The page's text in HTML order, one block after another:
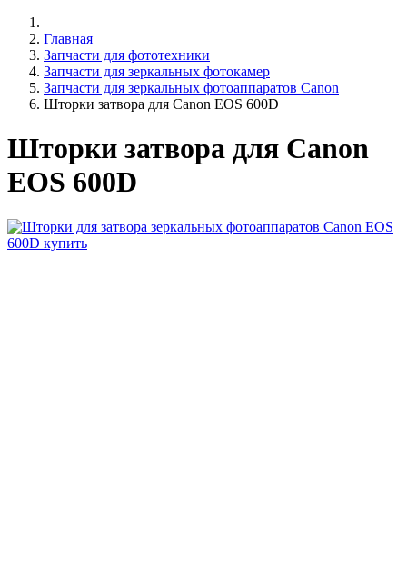
Главная
Запчасти для фототехники
Запчасти для зеркальных фотокамер
Запчасти для зеркальных фотоаппаратов Canon
Шторки затвора для Canon EOS 600D
Шторки затвора для Canon
EOS 600D